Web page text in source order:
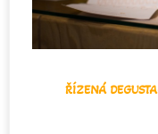
ŘÍZENÁ